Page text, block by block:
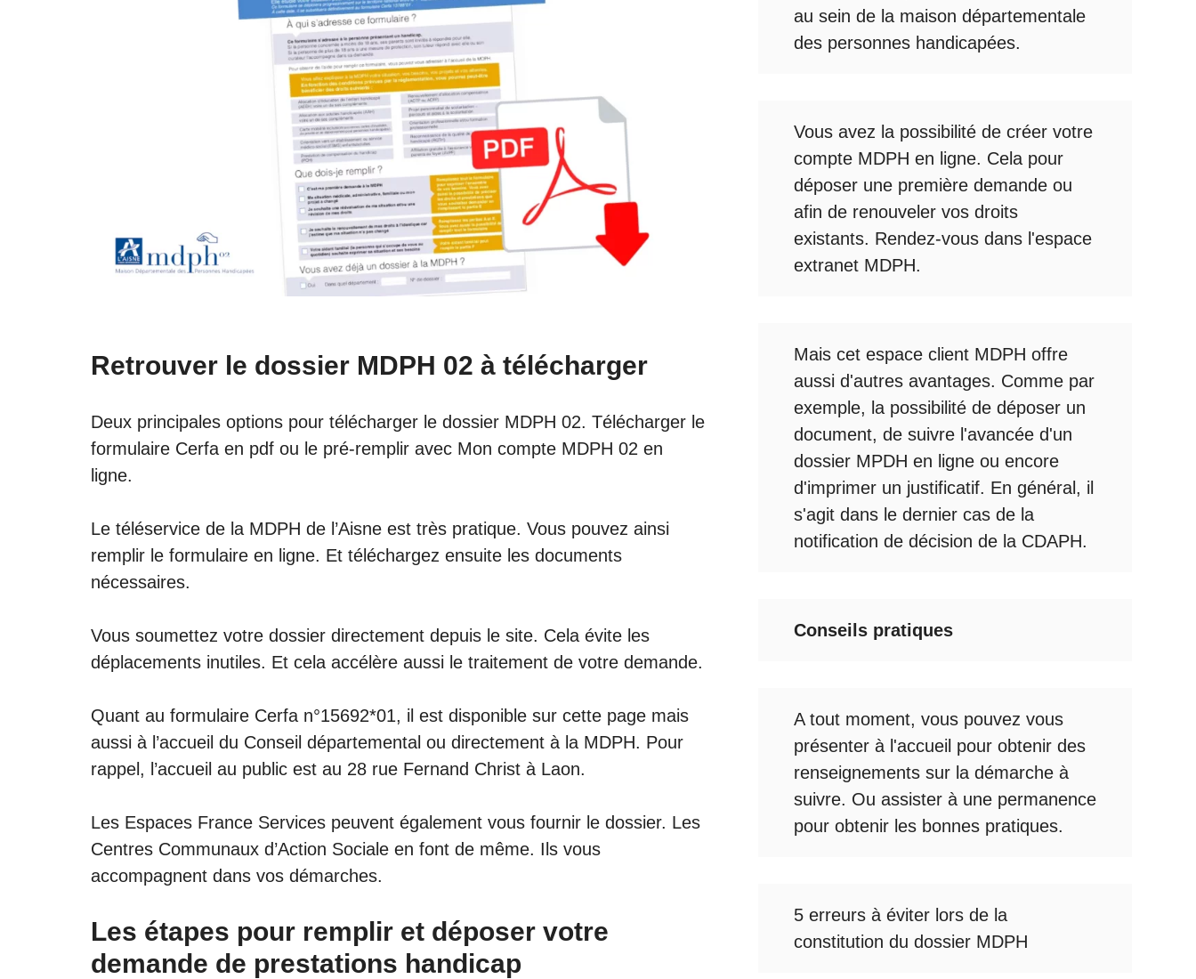
Retrouver le dossier MDPH 02 à télécharger
Deux principales options pour télécharger le dossier MDPH 02. Télécharger le
formulaire Cerfa en pdf ou le pré-remplir avec Mon compte MDPH 02 en
ligne.
Le téléservice de la MDPH de l’Aisne est très pratique. Vous pouvez ainsi
remplir le formulaire en ligne. Et téléchargez ensuite les documents
nécessaires.
Vous soumettez votre dossier directement depuis le site. Cela évite les
déplacements inutiles. Et cela accélère aussi le traitement de votre demande.
Quant au formulaire Cerfa n°15692*01, il est disponible sur cette page mais
aussi à l’accueil du Conseil départemental ou directement à la MDPH. Pour
rappel, l’accueil au public est au 28 rue Fernand Christ à Laon.
Les Espaces France Services peuvent également vous fournir le dossier. Les
Centres Communaux d’Action Sociale en font de même. Ils vous
accompagnent dans vos démarches.
Les étapes pour remplir et déposer votre
demande de prestations handicap
au sein de la maison départementale
des personnes handicapées.
Vous avez la possibilité de créer votre
compte MDPH en ligne. Cela pour
déposer une première demande ou
afin de renouveler vos droits
existants. Rendez-vous dans l'espace
extranet MDPH.
Mais cet espace client MDPH offre
aussi d'autres avantages. Comme par
exemple, la possibilité de déposer un
document, de suivre l'avancée d'un
dossier MPDH en ligne ou encore
d'imprimer un justificatif. En général, il
s'agit dans le dernier cas de la
notification de décision de la CDAPH.
Conseils pratiques
A tout moment, vous pouvez vous
présenter à l'accueil pour obtenir des
renseignements sur la démarche à
suivre. Ou assister à une permanence
pour obtenir les bonnes pratiques.
5 erreurs à éviter lors de la
constitution du dossier MDPH